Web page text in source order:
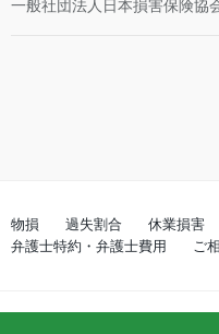
一般社団法人日本損害保険協
物損 過失割合 休業損害
弁護士特約・弁護士費用
ご